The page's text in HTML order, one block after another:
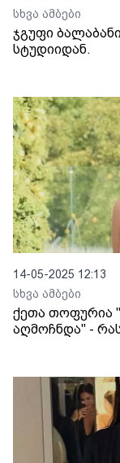
სხვა ამბები
ჯგუფი
სტუდიიდან.
14-05-2025 12:13
სხვა ამბები
ქეთა თოფურია
აღმოჩნდა" -